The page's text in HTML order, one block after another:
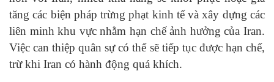
tăng các biện pháp trừng phạt kinh tế và xây dựng các
liên minh khu vực nhằm hạn chế ảnh hưởng của Iran.
Việc can thiệp quân sự có thể sẽ tiếp tục được hạn chế,
trừ khi Iran có hành động quá khích.